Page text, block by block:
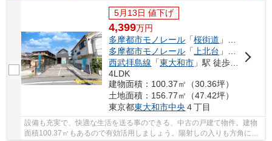
5月13日 値下げ
4,399万円
多摩都市モノレール 「桜街道 」駅 徒歩16分
多摩都市モノレール 「上北台 」駅 徒歩18分
西武拝島線 「東大和市 」駅 徒歩20分
4LDK
建物面積：100.37㎡（30.36坪）
土地面積：156.77㎡（47.42坪）
東京都東大和市中央 ４丁目
設備も充実で、快適な生活を送る事のできる、中古の戸建て物件。建物
面積100.37㎡もあるので有効活用しましょう。陽射しの入りも方角によ